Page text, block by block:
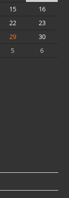
15
16
22
23
29
30
5 6